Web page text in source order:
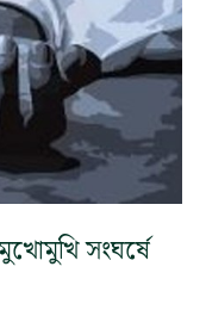
সংঘর্ষে